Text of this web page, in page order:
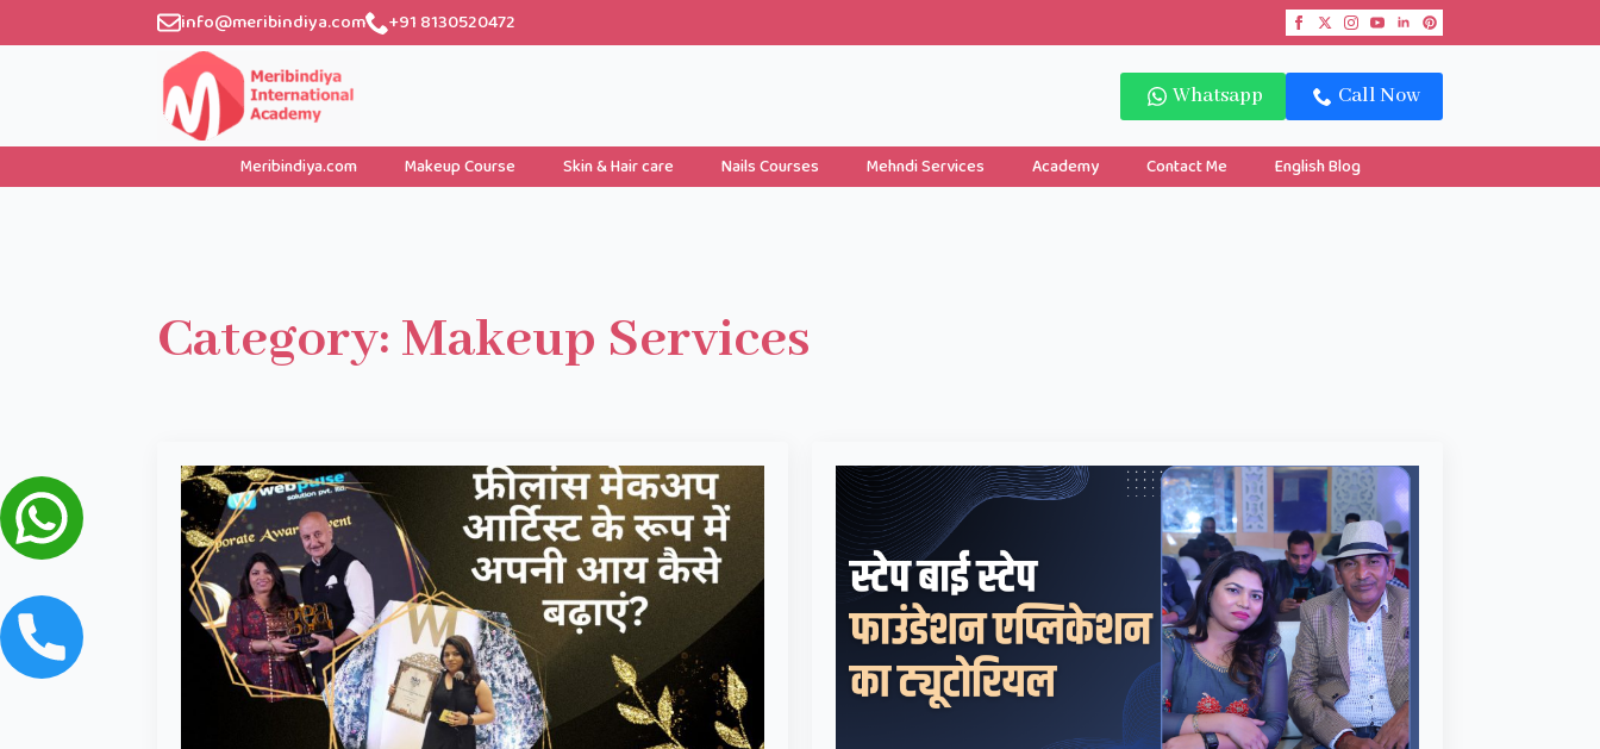
info@meribindiya.com +91 8130520472
Whatsapp Call Now
Meribindiya.com Makeup Course Skin & Hair care Nails Courses Mehndi Services Academy Contact Me English Blog
Category: Makeup Services